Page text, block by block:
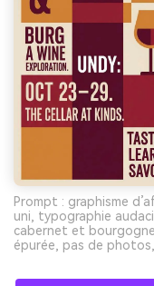
Prompt : graphisme
uni, typographie
cabernet et
épurée, pas de